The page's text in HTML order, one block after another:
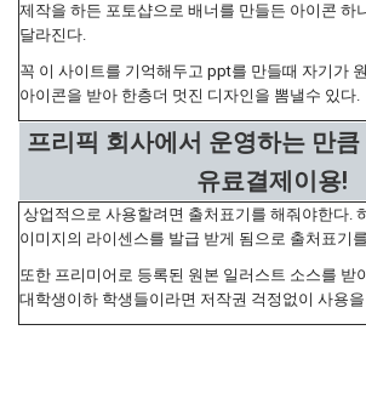
제작을 하든 포토샵으로 배너를 만들든 아이콘 하
달라진다.
꼭 이 사이트를 기억해두고 ppt를 만들때 자기가
아이콘을 받아 한층더 멋진 디자인을 뽐낼수 있다.
프리픽 회사에서 운영하는 만
유료결제이용!
상업적으로 사용할려면 출처표기를 해줘야한다.
이미지의 라이센스를 발급 받게 됨으로 출처표기
또한 프리미어로 등록된 원본 일러스트 소스를 받
대학생이하 학생들이라면 저작권 걱정없이 사용